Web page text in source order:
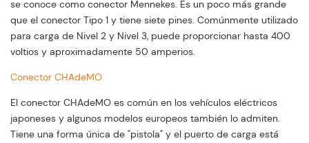
se conoce como conector Mennekes. Es un poco más grande
que el conector Tipo 1 y tiene siete pines. Comúnmente utilizado
para carga de Nivel 2 y Nivel 3, puede proporcionar hasta 400
voltios y aproximadamente 50 amperios.
Conector CHAdeMO
El conector CHAdeMO es común en los vehículos eléctricos
japoneses y algunos modelos europeos también lo admiten.
Tiene una forma única de "pistola" y el puerto de carga está